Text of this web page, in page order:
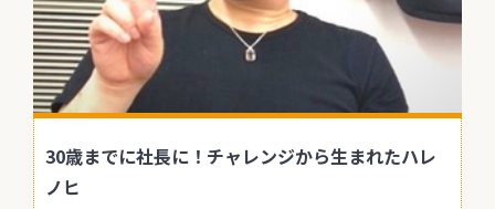
30歳までに社長に！チャレンジから生まれたハレ
ノヒ